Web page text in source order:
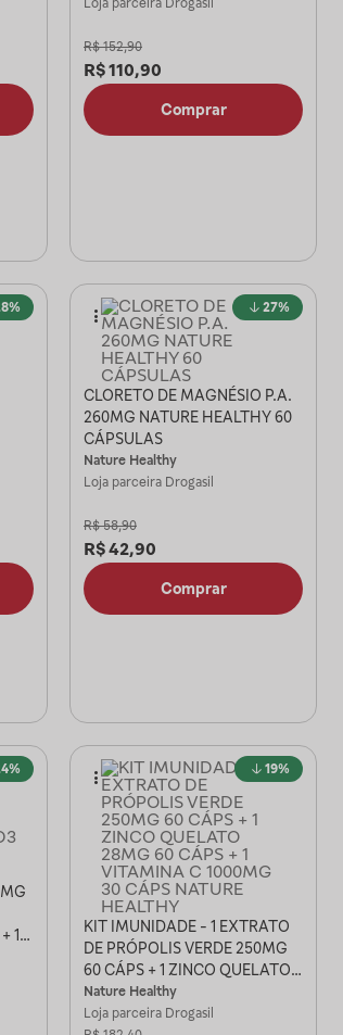
Loja parceira Drogasil
R$ 152,90
R$110,90
Comprar
27%
CLORETO DE MAGNÉSIO P.A.
260MG NATURE HEALTHY 60
CÁPSULAS
Nature Healthy
Loja parceira Drogasil
R$ 58,90
R$42,90
Comprar
1
19%
KIT IMUNIDADE - 1 EXTRATO
DE PRÓPOLIS VERDE 250MG
60 CÁPS + 1 ZINCO QUELATO
28MG 60 CÁPS + 1 VITAMINA C
1000MG 30 CÁPS NATURE
Nature Healthy
Loja parceira Drogasil